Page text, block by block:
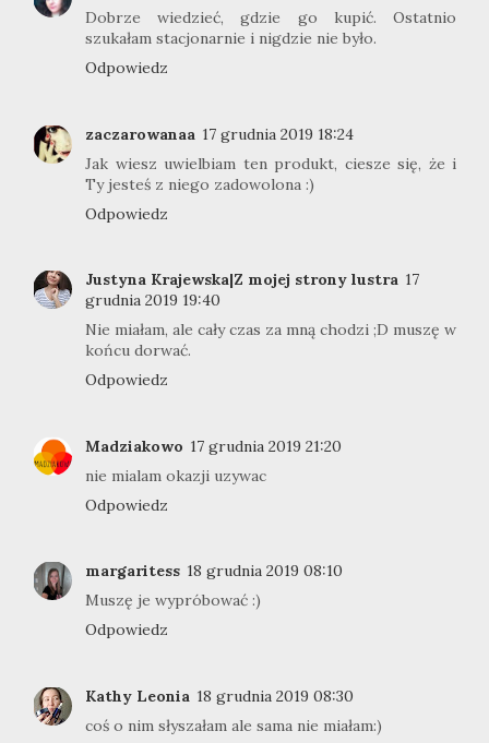
Dobrze wiedzieć, gdzie go kupić. Ostatnio
szukałam stacjonarnie i nigdzie nie było.
Odpowiedz
zaczarowanaa 17 grudnia 2019 18:24
Jak wiesz uwielbiam ten produkt, ciesze się, że i
Ty jesteś z niego zadowolona :)
Odpowiedz
Justyna Krajewska|Z mojej strony lustra 17
grudnia 2019 19:40
Nie miałam, ale cały czas za mną chodzi ;D muszę w
końcu dorwać.
Odpowiedz
Madziakowo 17 grudnia 2019 21:20
nie mialam okazji uzywac
Odpowiedz
margaritess 18 grudnia 2019 08:10
Muszę je wypróbować :)
Odpowiedz
Kathy Leonia 18 grudnia 2019 08:30
coś o nim słyszałam ale sama nie miałam:)